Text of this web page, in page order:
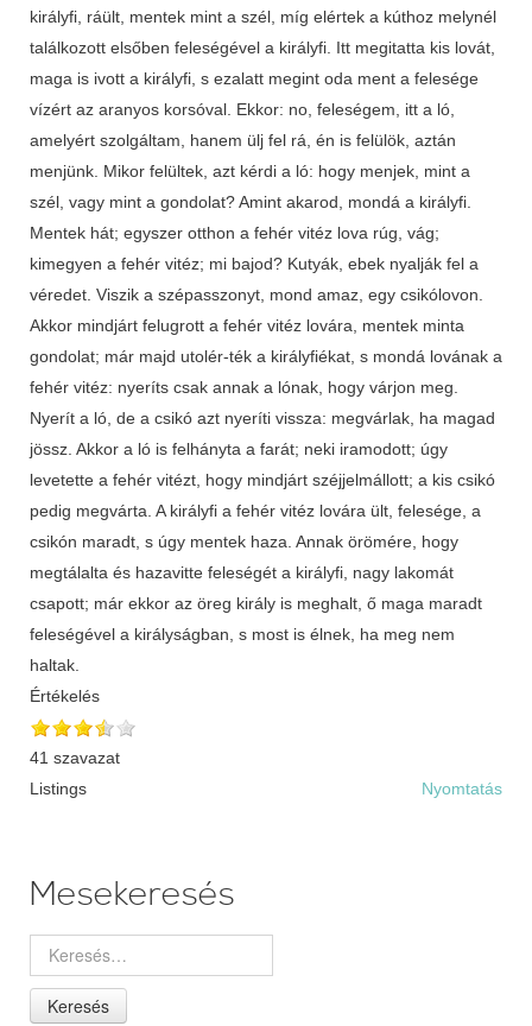
Értékelés
41 szavazat
Nyomtatás
Listings
Mesekeresés
Keresés